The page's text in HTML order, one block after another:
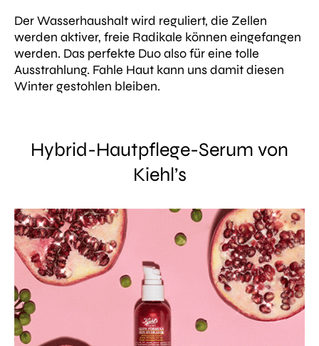
Der Wasserhaushalt wird reguliert, die Zellen
werden aktiver, freie Radikale können eingefangen
werden. Das perfekte Duo also für eine tolle
Ausstrahlung. Fahle Haut kann uns damit diesen
Winter gestohlen bleiben.
Hybrid-Hautpflege-Serum von
Kiehl’s